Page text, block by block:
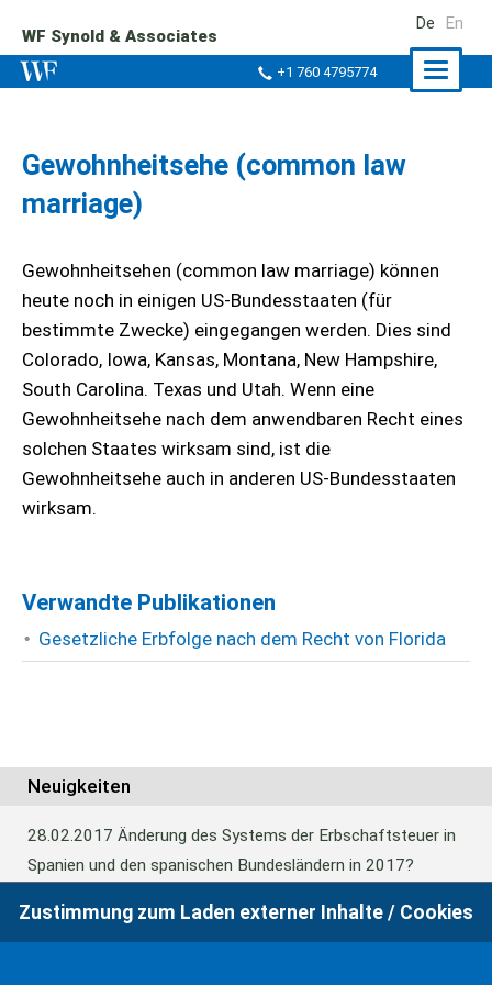
WF Synold & Associates
+1 760 4795774
De En
Gewohnheitsehe (common law
marriage)
Gewohnheitsehen (common law marriage) können
heute noch in einigen US-Bundesstaaten (für
bestimmte Zwecke) eingegangen werden. Dies sind
Colorado, Iowa, Kansas, Montana, New Hampshire,
South Carolina. Texas und Utah. Wenn eine
Gewohnheitsehe nach dem anwendbaren Recht eines
solchen Staates wirksam sind, ist die
Gewohnheitsehe auch in anderen US-Bundesstaaten
wirksam.
Verwandte Publikationen
Gesetzliche Erbfolge nach dem Recht von Florida
Neuigkeiten
28.02.2017 Änderung des Systems der Erbschaftsteuer in
Spanien und den spanischen Bundesländern in 2017?
24.06.2016Europäisches Güterrecht verabschiedet
Zustimmung zum Laden externer Inhalte / Cookies